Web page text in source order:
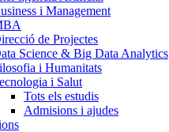
i Management
de Projectes
Science & Big Data Analytics
i Humanitats
i Salut
Tots els estudis
Admisions i ajudes